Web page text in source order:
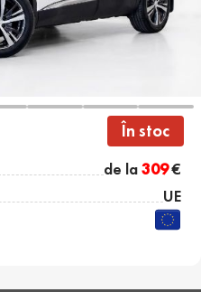
În stoc
de la309€
UE